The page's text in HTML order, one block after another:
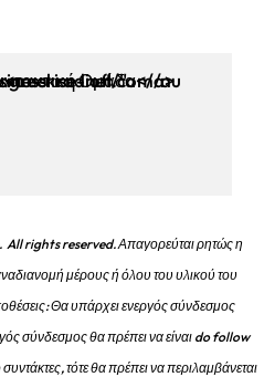
rights reserved. Απαγορεύται ρητώς η
μέρους ή όλου του υλικού του
Θα υπάρχει ενεργός σύνδεσμος
σύνδεσμος θα πρέπει να είναι do follow
τότε θα πρέπει να περιλαμβάνεται